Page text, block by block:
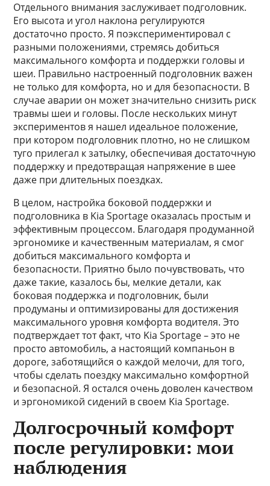
Отдельного внимания заслуживает подголовник.
Его высота и угол наклона регулируются
достаточно просто. Я поэкспериментировал с
разными положениями, стремясь добиться
максимального комфорта и поддержки головы и
шеи. Правильно настроенный подголовник важен
не только для комфорта, но и для безопасности. В
случае аварии он может значительно снизить риск
травмы шеи и головы. После нескольких минут
экспериментов я нашел идеальное положение,
при котором подголовник плотно, но не слишком
туго прилегал к затылку, обеспечивая достаточную
поддержку и предотвращая напряжение в шее
даже при длительных поездках.
В целом, настройка боковой поддержки и
подголовника в Kia Sportage оказалась простым и
эффективным процессом. Благодаря продуманной
эргономике и качественным материалам, я смог
добиться максимального комфорта и
безопасности. Приятно было почувствовать, что
даже такие, казалось бы, мелкие детали, как
боковая поддержка и подголовник, были
продуманы и оптимизированы для достижения
максимального уровня комфорта водителя. Это
подтверждает тот факт, что Kia Sportage – это не
просто автомобиль, а настоящий компаньон в
дороге, заботящийся о каждой мелочи, для того,
чтобы сделать поездку максимально комфортной
и безопасной. Я остался очень доволен качеством
и эргономикой сидений в своем Kia Sportage.
Долгосрочный комфорт
после регулировки: мои
наблюдения